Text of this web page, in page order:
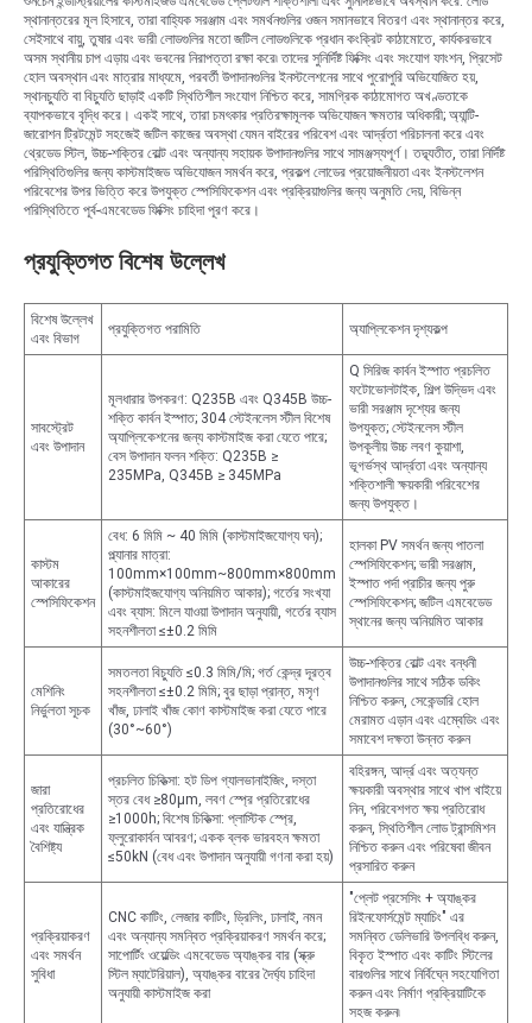
স্থানান্তরের মূল হিসাবে, তারা বাহ্যিক সরঞ্জাম এবং সমর্থনগুলির ওজন সমানভাবে বিতরণ এবং স্থানান্তর করে,
সেইসাথে বায়ু, তুষার এবং ভারী লোডগুলির মতো জটিল লোডগুলিকে প্রধান কংক্রিট কাঠামোতে, কার্যকরভাবে
অসম স্থানীয় চাপ এড়ায় এবং ভবনের নিরাপত্তা রক্ষা করে৷ তাদের সুনির্দিষ্ট ফিক্সিং এবং সংযোগ ফাংশন, প্রিসেট
হোল অবস্থান এবং মাত্রার মাধ্যমে, পরবর্তী উপাদানগুলির ইনস্টলেশনের সাথে পুরোপুরি অভিযোজিত হয়,
স্থানচ্যুতি বা বিচ্যুতি ছাড়াই একটি স্থিতিশীল সংযোগ নিশ্চিত করে, সামগ্রিক কাঠামোগত অখণ্ডতাকে
ব্যাপকভাবে বৃদ্ধি করে। একই সাথে, তারা চমৎকার প্রতিরক্ষামূলক অভিযোজন ক্ষমতার অধিকারী; অ্যান্টি-
জারোশন ট্রিটমেন্ট সহজেই জটিল কাজের অবস্থা যেমন বাইরের পরিবেশ এবং আর্দ্রতা পরিচালনা করে এবং
থ্রেডেড স্টিল, উচ্চ-শক্তির বোল্ট এবং অন্যান্য সহায়ক উপাদানগুলির সাথে সামঞ্জস্যপূর্ণ। তদ্ব্যতীত, তারা নির্দিষ্ট
পরিস্থিতিগুলির জন্য কাস্টমাইজড অভিযোজন সমর্থন করে, প্রকল্প লোডের প্রয়োজনীয়তা এবং ইনস্টলেশন
পরিবেশের উপর ভিত্তি করে উপযুক্ত স্পেসিফিকেশন এবং প্রক্রিয়াগুলির জন্য অনুমতি দেয়, বিভিন্ন
পরিস্থিতিতে পূর্ব-এমবেডেড ফিক্সিং চাহিদা পূরণ করে।
প্রযুক্তিগত বিশেষ উল্লেখ
বিশেষ উল্লেখ
এবং বিভাগ
প্রযুক্তিগত পরামিতি অ্যাপ্লিকেশন দৃশ্যকল্প
সাবস্ট্রেট
এবং উপাদান
মূলধারার উপকরণ: Q235B এবং Q345B উচ্চ-
শক্তি কার্বন ইস্পাত; 304 স্টেইনলেস স্টীল বিশেষ
অ্যাপ্লিকেশনের জন্য কাস্টমাইজ করা যেতে পারে;
বেস উপাদান ফলন শক্তি: Q235B ≥
235MPa, Q345B ≥ 345MPa
Q সিরিজ কার্বন ইস্পাত প্রচলিত
ফটোভোলটাইক, শিল্প উদ্ভিদ এবং
ভারী সরঞ্জাম দৃশ্যের জন্য
উপযুক্ত; স্টেইনলেস স্টীল
উপকূলীয় উচ্চ লবণ কুয়াশা,
ভূগর্ভস্থ আর্দ্রতা এবং অন্যান্য
শক্তিশালী ক্ষয়কারী পরিবেশের
জন্য উপযুক্ত।
কাস্টম
আকারের
স্পেসিফিকেশন
বেধ: 6 মিমি ~ 40 মিমি (কাস্টমাইজযোগ্য ঘন);
প্ল্যানার মাত্রা:
100mm×100mm~800mm×800mm
(কাস্টমাইজযোগ্য অনিয়মিত আকার); গর্তের সংখ্যা
এবং ব্যাস: মিলে যাওয়া উপাদান অনুযায়ী, গর্তের ব্যাস
সহনশীলতা ≤±0.2 মিমি
হালকা PV সমর্থন জন্য পাতলা
স্পেসিফিকেশন; ভারী সরঞ্জাম,
ইস্পাত পর্দা প্রাচীর জন্য পুরু
স্পেসিফিকেশন; জটিল এমবেডেড
স্থানের জন্য অনিয়মিত আকার
মেশিনিং
নির্ভুলতা সূচক
সমতলতা বিচ্যুতি ≤0.3 মিমি/মি; গর্ত কেন্দ্র দূরত্ব
সহনশীলতা ≤±0.2 মিমি; বুর ছাড়া প্রান্ত, মসৃণ
খাঁজ, ঢালাই খাঁজ কোণ কাস্টমাইজ করা যেতে পারে
(30°~60°)
উচ্চ-শক্তির বোল্ট এবং বন্ধনী
উপাদানগুলির সাথে সঠিক ডকিং
নিশ্চিত করুন, সেকেন্ডারি হোল
মেরামত এড়ান এবং এম্বেডিং এবং
সমাবেশ দক্ষতা উন্নত করুন
জারা
প্রতিরোধের
এবং যান্ত্রিক
বৈশিষ্ট্য
প্রচলিত চিকিত্সা: হট ডিপ গ্যালভানাইজিং, দস্তা
স্তর বেধ ≥80μm, লবণ স্প্রে প্রতিরোধের
≥1000h; বিশেষ চিকিত্সা: প্লাস্টিক স্প্রে,
ফ্লুরোকার্বন আবরণ; একক ব্লক ভারবহন ক্ষমতা
≤50kN (বেধ এবং উপাদান অনুযায়ী গণনা করা হয়)
বহিরঙ্গন, আর্দ্র এবং অত্যন্ত
ক্ষয়কারী অবস্থার সাথে খাপ খাইয়ে
নিন, পরিবেশগত ক্ষয় প্রতিরোধ
করুন, স্থিতিশীল লোড ট্রান্সমিশন
নিশ্চিত করুন এবং পরিষেবা জীবন
প্রসারিত করুন
প্রক্রিয়াকরণ
এবং সমর্থন
সুবিধা
CNC কাটিং, লেজার কাটিং, ড্রিলিং, ঢালাই, নমন
এবং অন্যান্য সমন্বিত প্রক্রিয়াকরণ সমর্থন করে;
সাপোর্টিং ওয়েল্ডিং এমবেডেড অ্যাঙ্কর বার (স্ক্রু
স্টিল ম্যাটেরিয়াল), অ্যাঙ্কর বারের দৈর্ঘ্য চাহিদা
অনুযায়ী কাস্টমাইজ করা
"প্লেট প্রসেসিং + অ্যাঙ্কর
রিইনফোর্সমেন্ট ম্যাচিং" এর
সমন্বিত ডেলিভারি উপলব্ধি করুন,
বিকৃত ইস্পাত এবং কাটিং স্টিলের
বারগুলির সাথে নির্বিঘ্নে সহযোগিতা
করুন এবং নির্মাণ প্রক্রিয়াটিকে
সহজ করুন৷